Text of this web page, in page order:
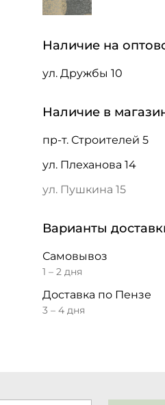
Наличие на
ул. Дружбы 10
Наличие в
пр-т. Строителей 5
ул. Плеханова 14
ул. Пушкина 15
Варианты
Самовывоз
1 – 2 дня
Доставка по Пензе
3 – 4 дня